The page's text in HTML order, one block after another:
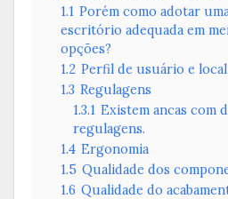
1.1 Porém como adotar
escritório adequada em
opções?
1.2 Perfil de usuário e local
1.3 Regulagens
1.3.1 Existem ancas com
regulagens.
1.4 Ergonomia
1.5 Qualidade dos
1.6 Qualidade do